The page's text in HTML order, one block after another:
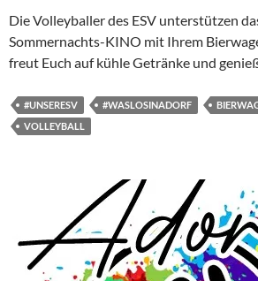
Die Volleyballer des ESV unterstützen
Sommernachts-KINO mit Ihrem
freut Euch auf kühle Getränke und
#UNSERESV #WASLOSINADORF
VOLLEYBALL